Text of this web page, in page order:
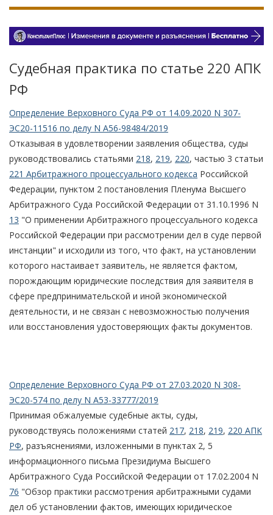
Судебная практика по статье 220 АПК
РФ
Определение Верховного Суда РФ от 14.09.2020 N 307-
ЭС20-11516 по делу N А56-98484/2019
Отказывая в удовлетворении заявления общества, суды
руководствовались статьями 218, 219, 220, частью 3 статьи
221 Арбитражного процессуального кодекса Российской
Федерации, пунктом 2 постановления Пленума Высшего
Арбитражного Суда Российской Федерации от 31.10.1996 N
13 "О применении Арбитражного процессуального кодекса
Российской Федерации при рассмотрении дел в суде первой
инстанции" и исходили из того, что факт, на установлении
которого настаивает заявитель, не является фактом,
порождающим юридические последствия для заявителя в
сфере предпринимательской и иной экономической
деятельности, и не связан с невозможностью получения
или восстановления удостоверяющих факты документов.
Определение Верховного Суда РФ от 27.03.2020 N 308-
ЭС20-574 по делу N А53-33777/2019
Принимая обжалуемые судебные акты, суды,
руководствуясь положениями статей 217, 218, 219, 220 АПК
РФ, разъяснениями, изложенными в пунктах 2, 5
информационного письма Президиума Высшего
Арбитражного Суда Российской Федерации от 17.02.2004 N
76 "Обзор практики рассмотрения арбитражными судами
дел об установлении фактов, имеющих юридическое